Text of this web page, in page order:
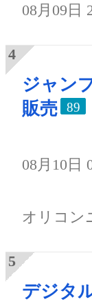
08月09日
ジャン
販売
89
08月10日
オリコン
デジタ